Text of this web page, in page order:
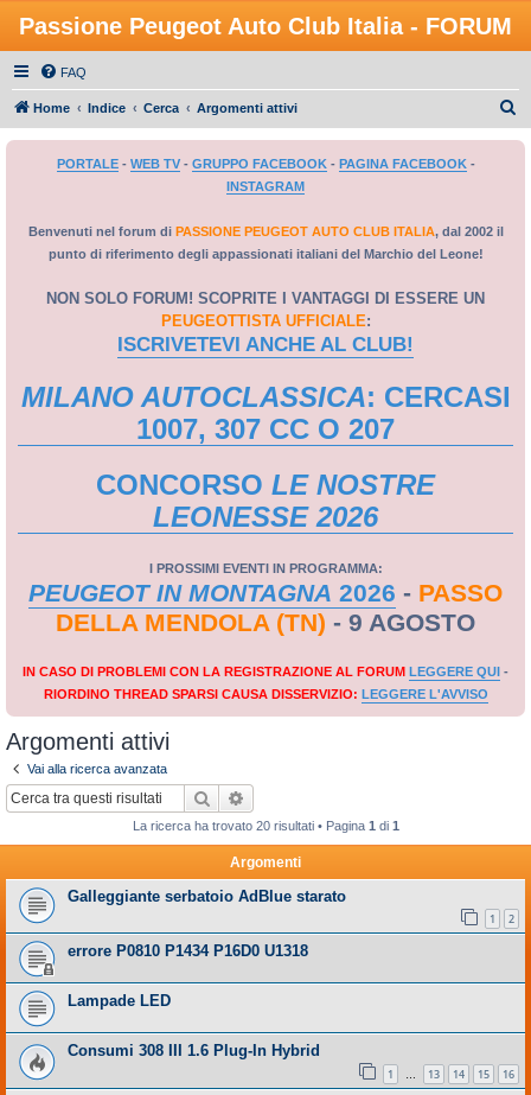
Passione Peugeot Auto Club Italia - FORUM
FAQ
Home Indice Cerca Argomenti attivi
PORTALE- WEB TV- GRUPPO FACEBOOK- PAGINA FACEBOOK-
INSTAGRAM
Benvenuti nel forum di PASSIONE PEUGEOT AUTO CLUB ITALIA, dal 2002 il
punto di riferimento degli appassionati italiani del Marchio del Leone!
NON SOLO FORUM! SCOPRITE I VANTAGGI DI ESSERE UN
PEUGEOTTISTA UFFICIALE:
ISCRIVETEVI ANCHE AL CLUB!
MILANO AUTOCLASSICA: CERCASI
1007, 307 CC O 207
CONCORSO LE NOSTRE
LEONESSE 2026
I PROSSIMI EVENTI IN PROGRAMMA:
PEUGEOT IN MONTAGNA 2026 - PASSO
DELLA MENDOLA (TN) - 9 AGOSTO
IN CASO DI PROBLEMI CON LA REGISTRAZIONE AL FORUM LEGGERE QUI -
RIORDINO THREAD SPARSI CAUSA DISSERVIZIO: LEGGERE L'AVVISO
Argomenti attivi
Vai alla ricerca avanzata
Cerca
La ricerca ha trovato 20 risultati • Pagina 1 di 1
Argomenti
Galleggiante serbatoio AdBlue starato
1 2
errore P0810 P1434 P16D0 U1318
Lampade LED
Consumi 308 III 1.6 Plug-In Hybrid
1 … 13 14 15 16